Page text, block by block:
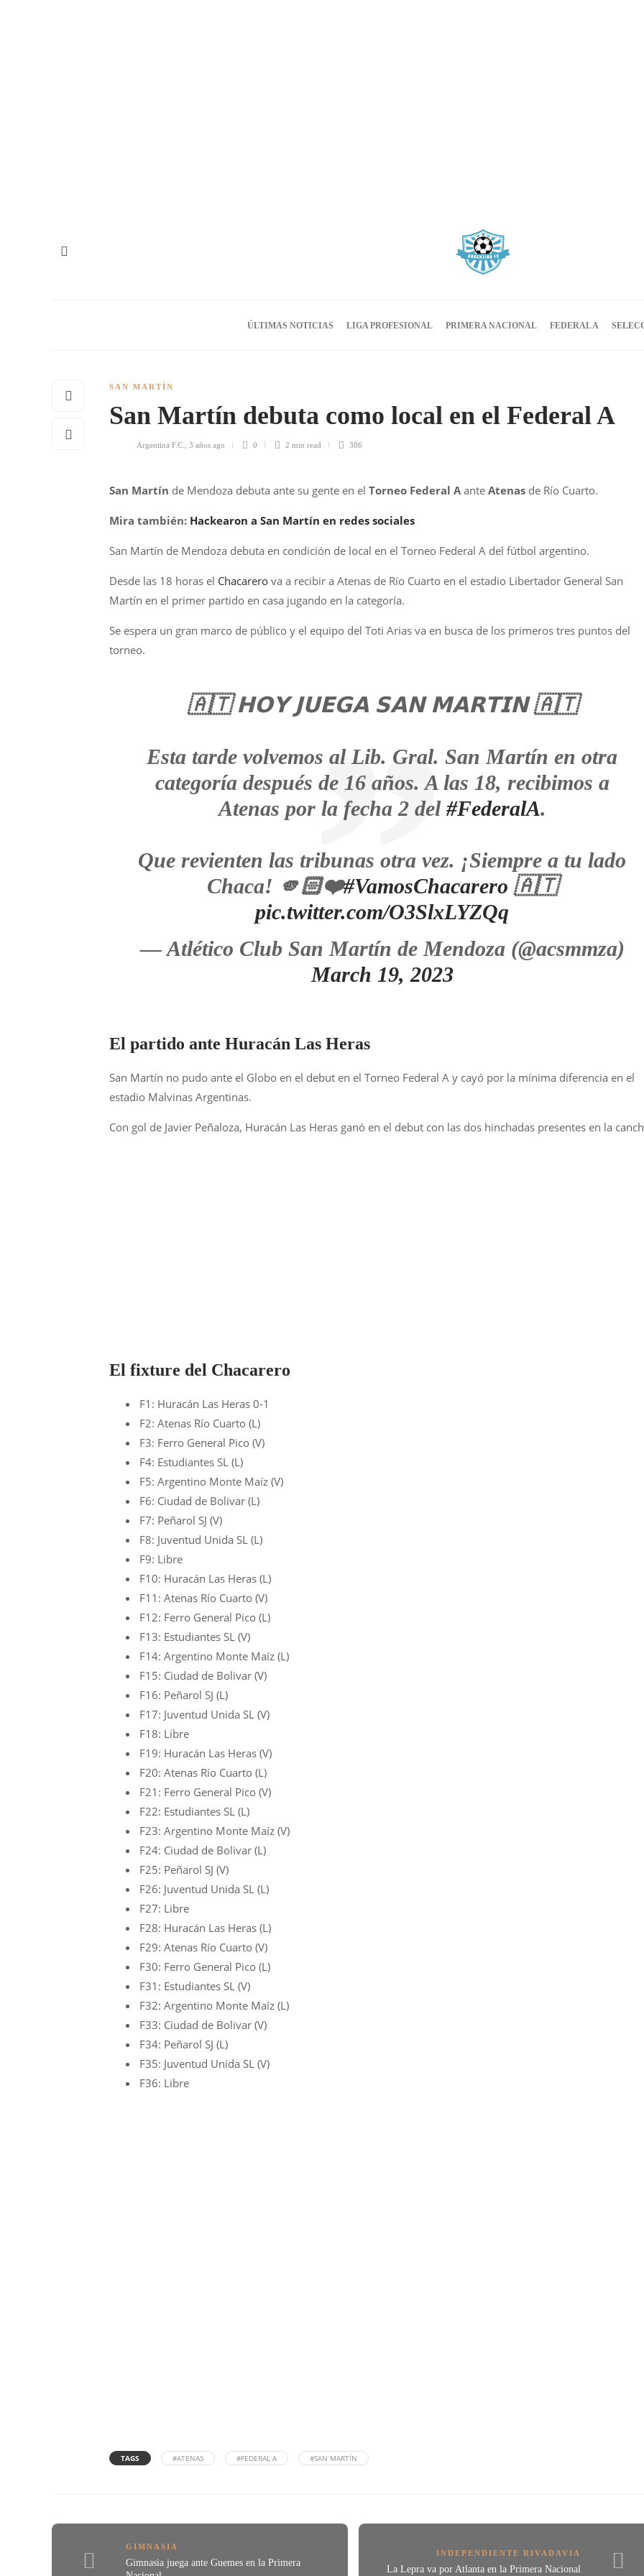
ÚLTIMAS NOTICIAS LIGA PROFESIONAL PRIMERA NACIONAL FEDERAL A
SAN MARTÍN
San Martín debuta como local en el Federal A
Argentina F.C. 3 años ago 0 2 min read 386
San Martín de Mendoza debuta ante su gente en el Torneo Federal Aante Atenas de Río Cuarto.
Mira también: Hackearon a San Martín en redes sociales
San Martín de Mendoza debuta en condición de local en el Torneo Federal A del fútbol argentino.
Desde las 18 horas el Chacarero va a recibir a Atenas de Río Cuarto en el estadio Libertador General San
Martín en el primer partido en casa jugando en la categoría.
Se espera un gran marco de público y el equipo del Toti Arias va en busca de los primeros tres puntos del
torneo.
🇦🇹 𝗛𝗢𝗬 𝗝𝗨𝗘𝗚𝗔 𝗦𝗔𝗡 𝗠𝗔𝗥𝗧𝗜𝗡 🇦🇹
Esta tarde volvemos al Lib. Gral. San Martín en otra
categoría después de 16 años. A las 18, recibimos a
Atenas por la fecha 2 del #FederalA.
Que revienten las tribunas otra vez. ¡Siempre a tu lado
Chaca! 🫵🏻❤️#VamosChacarero 🇦🇹
pic.twitter.com/O3SlxLYZQq
— Atlético Club San Martín de Mendoza (@acsmmza)
March 19, 2023
El partido ante Huracán Las Heras
San Martín no pudo ante el Globo en el debut en el Torneo Federal A y cayó por la mínima diferencia en el
estadio Malvinas Argentinas.
Con gol de Javier Peñaloza, Huracán Las Heras ganó en el debut con las dos hinchadas presentes en la
El fixture del Chacarero
F1: Huracán Las Heras 0-1
F2: Atenas Río Cuarto (L)
F3: Ferro General Pico (V)
F4: Estudiantes SL (L)
F5: Argentino Monte Maíz (V)
F6: Ciudad de Bolivar (L)
F7: Peñarol SJ (V)
F8: Juventud Unida SL (L)
F9: Libre
F10: Huracán Las Heras (L)
F11: Atenas Río Cuarto (V)
F12: Ferro General Pico (L)
F13: Estudiantes SL (V)
F14: Argentino Monte Maíz (L)
F15: Ciudad de Bolivar (V)
F16: Peñarol SJ (L)
F17: Juventud Unida SL (V)
F18: Libre
F19: Huracán Las Heras (V)
F20: Atenas Río Cuarto (L)
F21: Ferro General Pico (V)
F22: Estudiantes SL (L)
F23: Argentino Monte Maíz (V)
F24: Ciudad de Bolivar (L)
F25: Peñarol SJ (V)
F26: Juventud Unida SL (L)
F27: Libre
F28: Huracán Las Heras (L)
F29: Atenas Río Cuarto (V)
F30: Ferro General Pico (L)
F31: Estudiantes SL (V)
F32: Argentino Monte Maíz (L)
F33: Ciudad de Bolivar (V)
F34: Peñarol SJ (L)
F35: Juventud Unida SL (V)
F36: Libre
TAGS #ATENAS #FEDERAL A #SAN MARTÍN
GIMNASIA
Gimnasia juega ante Guemes en la Primera
INDEPENDIENTE RIVADAVIA
La Lepra va por Atlanta en la Primera Nacional